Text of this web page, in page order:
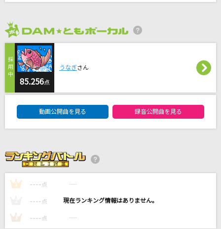
エルフ
スピッツ
[生音]愛でした。
Viking
Mrs. GREEN APPLE
[生音]紅い陽炎
lulu.
Mrs. GREEN APPLE
85.256点
うなぎさん
動画公開曲を見る 録音公開曲を見る
1 ---- 点 ----
---- 点 ----
3 ---- 点 ----